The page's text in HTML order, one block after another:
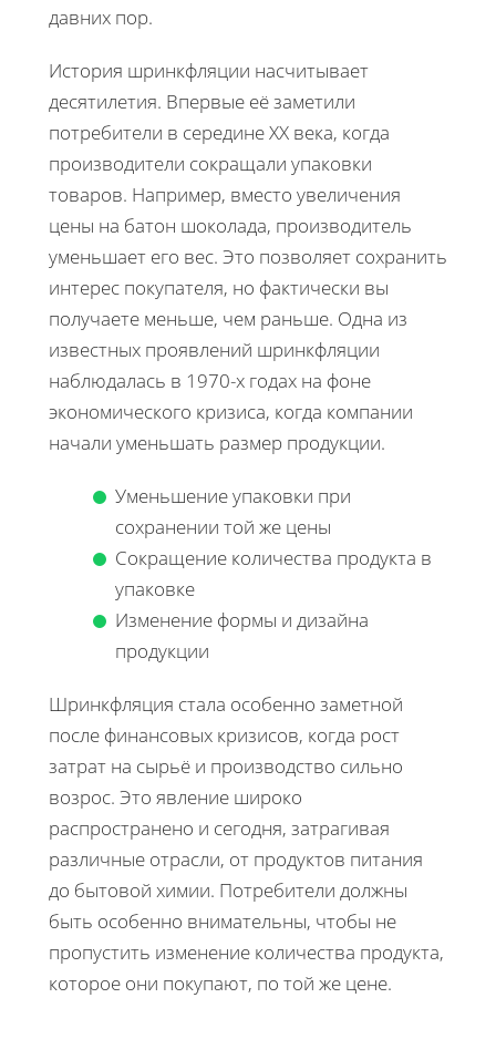
давних пор.
История шринкфляции насчитывает
десятилетия. Впервые её заметили
потребители в середине XX века, когда
производители сокращали упаковки
товаров. Например, вместо увеличения
цены на батон шоколада, производитель
уменьшает его вес. Это позволяет сохранить
интерес покупателя, но фактически вы
получаете меньше, чем раньше. Одна из
известных проявлений шринкфляции
наблюдалась в 1970-х годах на фоне
экономического кризиса, когда компании
начали уменьшать размер продукции.
Уменьшение упаковки при
сохранении той же цены
Сокращение количества продукта в
упаковке
Изменение формы и дизайна
продукции
Шринкфляция стала особенно заметной
после финансовых кризисов, когда рост
затрат на сырьё и производство сильно
возрос. Это явление широко
распространено и сегодня, затрагивая
различные отрасли, от продуктов питания
до бытовой химии. Потребители должны
быть особенно внимательны, чтобы не
пропустить изменение количества продукта,
которое они покупают, по той же цене.